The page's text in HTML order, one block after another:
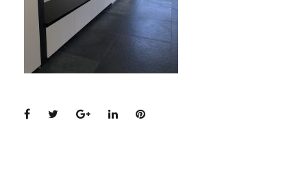
Facebook
TwitterGoogle+
LinkedInPinterest